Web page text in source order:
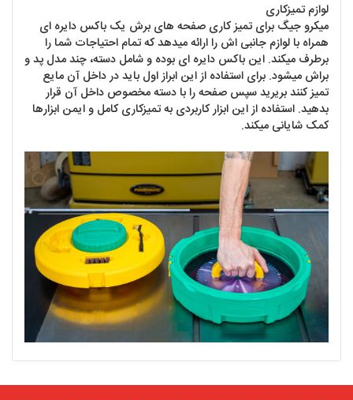
لوازم تمیزکاری
میکرو جیگ برای تمیز کاری صفحه های برش یک باکس دایره ای
همراه با لوازم جانبی اش را ارائه میدهد که تمام احتیاجات شما را
برطرف میکند. این باکس دایره ای بوده و شامل دسته، چند مدل پد و
براش میشود. برای استفاده از این ابراز اول باید در داخل آن مایع
تمیز کنند بریرید سپس صفحه را با دسته مخصوص داخل آن قرار
بدهید. استفاده از این ابزار کاربردی به تمیزکاری کامل و ایمن ابزارها
کمک شایانی میکند.